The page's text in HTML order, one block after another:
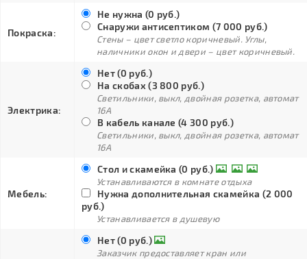
Покраска:
Не нужна (0 руб.)
Снаружи антисептиком (7 000 руб.)
Стены – цвет светло коричневый. Углы,
наличники окон и двери – цвет коричневый.
Электрика:
Нет (0 руб.)
На скобах (3 800 руб.)
Светильники, выкл, двойная розетка, автомат
16А
В кабель канале (4 300 руб.)
Светильники, выкл, двойная розетка, автомат
16А
Мебель:
Стол и скамейка (0 руб.)
Устанавливаются в комнате отдыха
Нужна дополнительная скамейка (2 000
руб.)
Устанавливается в душевую
Нет (0 руб.)
Заказчик предоставляет кран или